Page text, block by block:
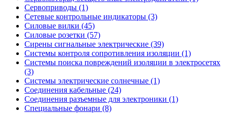
Сервоприводы (1)
Сетевые контрольные индикаторы (3)
Силовые вилки (45)
Силовые розетки (57)
Сирены сигнальные электрические (39)
Системы контроля сопротивления изоляции (1)
Системы поиска повреждений изоляции в электросетях
(3)
Системы электрические солнечные (1)
Соединения кабельные (24)
Соединения разъемные для электроники (1)
Специальные фонари (8)